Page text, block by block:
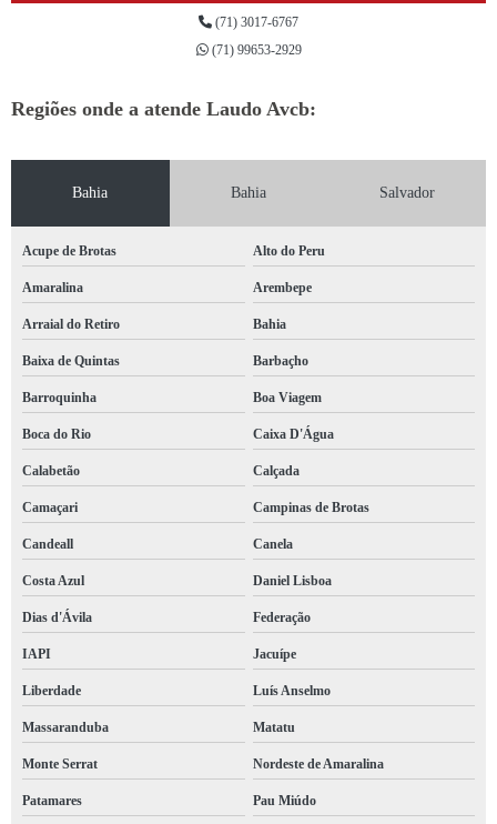
(71) 3017-6767
(71) 99653-2929
Regiões onde a atende Laudo Avcb:
Bahia Bahia Salvador
Acupe de Brotas Alto do Peru
Amaralina Arembepe
Arraial do Retiro Bahia
Baixa de Quintas Barbaçho
Barroquinha Boa Viagem
Boca do Rio Caixa D'Água
Calabetão Calçada
Camaçari Campinas de Brotas
Candeall Canela
Costa Azul Daniel Lisboa
Dias d'Ávila Federação
IAPI Jacuípe
Liberdade Luís Anselmo
Massaranduba Matatu
Monte Serrat Nordeste de Amaralina
Patamares Pau Miúdo